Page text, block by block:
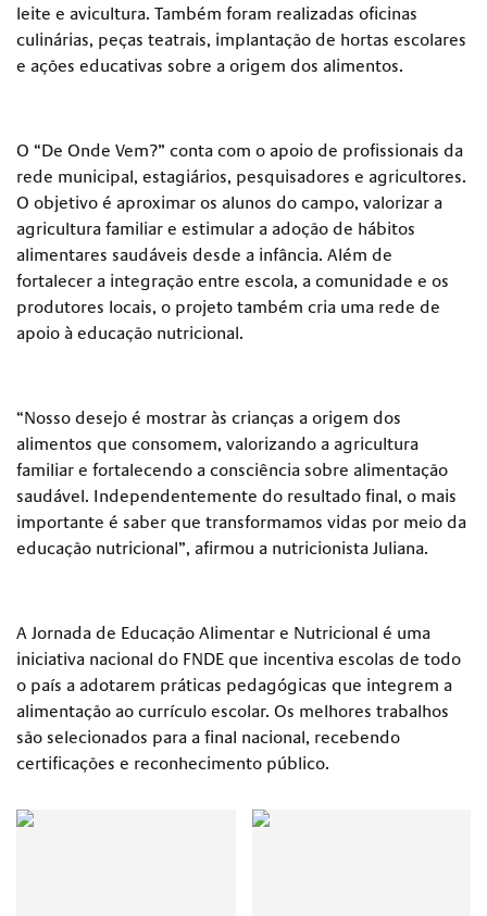
leite e avicultura. Também foram realizadas oficinas
culinárias, peças teatrais, implantação de hortas escolares
e ações educativas sobre a origem dos alimentos.
O “De Onde Vem?” conta com o apoio de profissionais da
rede municipal, estagiários, pesquisadores e agricultores.
O objetivo é aproximar os alunos do campo, valorizar a
agricultura familiar e estimular a adoção de hábitos
alimentares saudáveis desde a infância. Além de
fortalecer a integração entre escola, a comunidade e os
produtores locais, o projeto também cria uma rede de
apoio à educação nutricional.
“Nosso desejo é mostrar às crianças a origem dos
alimentos que consomem, valorizando a agricultura
familiar e fortalecendo a consciência sobre alimentação
saudável. Independentemente do resultado final, o mais
importante é saber que transformamos vidas por meio da
educação nutricional”, afirmou a nutricionista Juliana.
A Jornada de Educação Alimentar e Nutricional é uma
iniciativa nacional do FNDE que incentiva escolas de todo
o país a adotarem práticas pedagógicas que integrem a
alimentação ao currículo escolar. Os melhores trabalhos
são selecionados para a final nacional, recebendo
certificações e reconhecimento público.